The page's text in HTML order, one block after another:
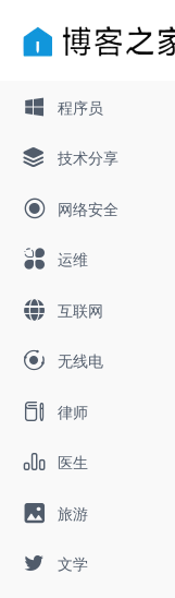
程序员
技术分享
网络安全
运维
互联网
无线电
律师
医生
旅游
文学